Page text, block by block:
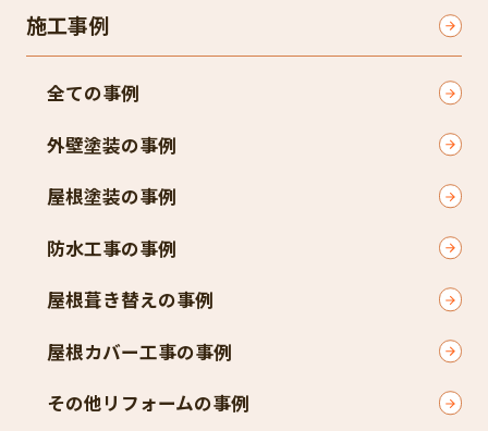
施工事例
全ての事例
外壁塗装の事例
屋根塗装の事例
防水工事の事例
屋根葺き替えの事例
屋根カバー工事の事例
その他リフォームの事例